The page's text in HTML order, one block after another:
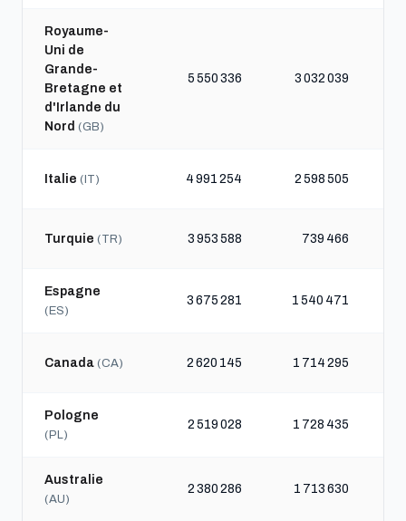
Royaume-
Uni de
Grande-
Bretagne et
d'Irlande du
Nord (GB)
5 550 336 3 032 039
Italie (IT) 4 991 254 2 598 505
Turquie (TR) 3 953 588 739 466
Espagne
(ES)
3 675 281 1 540 471
Canada (CA) 2 620 145 1 714 295
Pologne
(PL)
2 519 028 1 728 435
Australie
(AU)
2 380 286 1 713 630